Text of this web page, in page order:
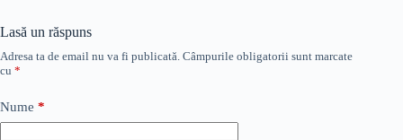
Lasă un răspuns
Adresa ta de email nu va fi publicată. Câmpurile obligatorii sunt marcate
cu *
Nume *